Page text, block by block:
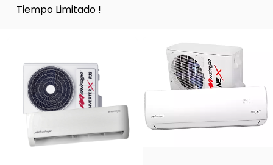
Tiempo Limitado !